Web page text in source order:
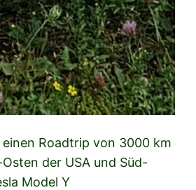
Roadtrip von 3000 km
der USA und Süd-
Model Y